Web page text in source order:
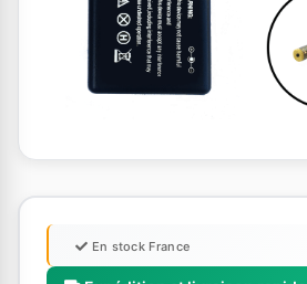
En stock France